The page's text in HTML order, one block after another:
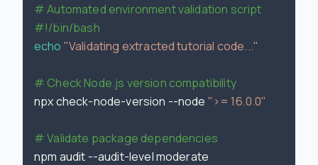
# Automated environment validation script
#!/bin/bash
echo "Validating extracted tutorial code..."
# Check Node.js version compatibility
npx check-node-version --node ">= 16.0.0"
# Validate package dependencies
npm audit --audit-level moderate